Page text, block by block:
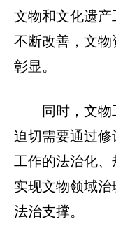
文物和文化遗
不断改善，文
彰显。
同时，文物
迫切需要通过
工作的法治化
实现文物领域
法治支撑。